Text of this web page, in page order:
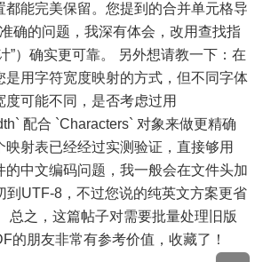
都能完美保留。您提到的合并单元格导
确的问题，我深有体会，改用查找指
”）确实更可靠。 另外想请教一下：在
是用字符宽度映射的方式，但不同字体
可能不同，是否考虑过用
配合 `Characters` 对象来做更精确
映射表已经经过实测验证，直接够用
的中文编码问题，我一般会在文件头加
到UTF-8，不过您说的纯英文方案更省
总之，这篇帖子对需要批量处理旧版
的朋友非常有参考价值，收藏了！